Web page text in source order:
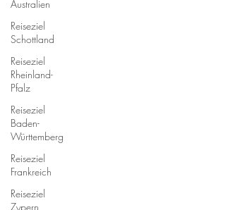
Australien
Reiseziel
Schottland
Reiseziel
Rheinland-
Pfalz
Reiseziel
Baden-
Württemberg
Reiseziel
Frankreich
Reiseziel
Zypern